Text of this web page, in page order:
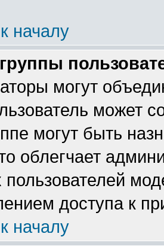
началу
могут
может
могут быть
облегчает
пользователей
доступа к
началу